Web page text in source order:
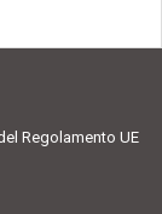
Regolamento UE